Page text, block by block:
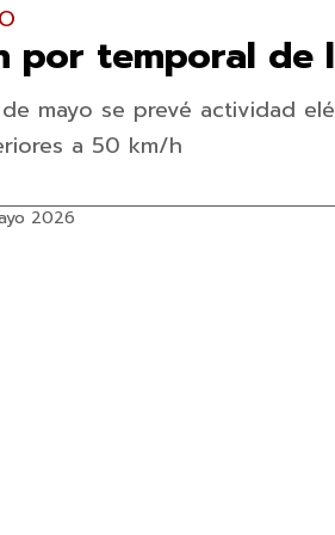
por temporal de
de mayo se prevé actividad
a 50 km/h
2026